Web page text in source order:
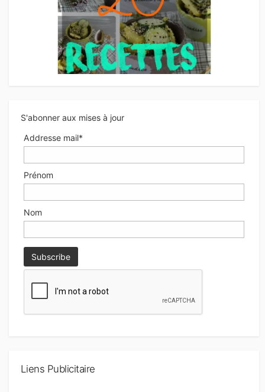
S'abonner aux mises à jour
Addresse mail*
Prénom
Nom
Liens Publicitaire